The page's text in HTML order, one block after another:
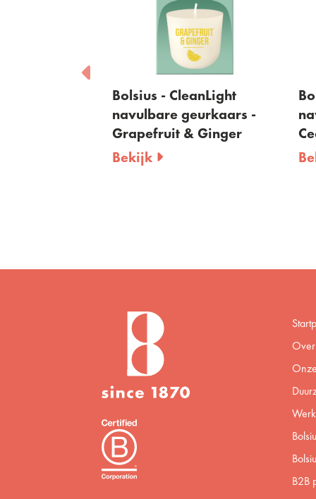
Bolsius - CleanLight
navulbare geurkaars -
Grapefruit & Ginger
Bekijk
Over
B2B